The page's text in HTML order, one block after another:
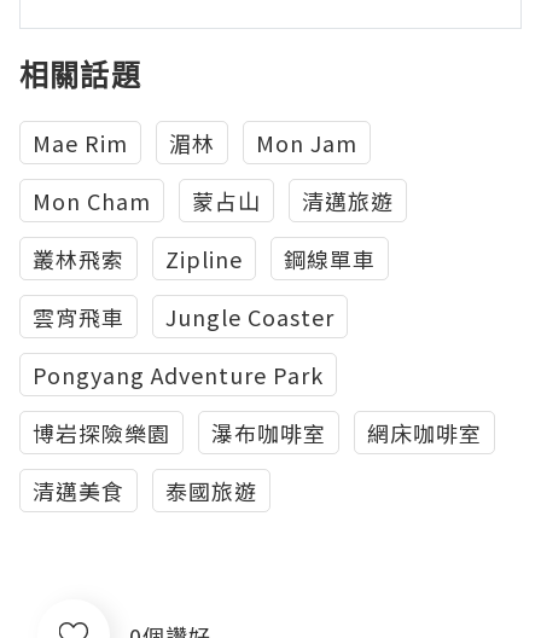
相關話題
Mae Rim 湄林
Mon Jam
Mon Cham
蒙占山
清邁旅遊
叢林飛索
Zipline
鋼線單車
雲宵飛車
Jungle Coaster
Pongyang Adventure Park
博岩探險樂園
瀑布咖啡室
網床咖啡室
清邁美食
泰國旅遊